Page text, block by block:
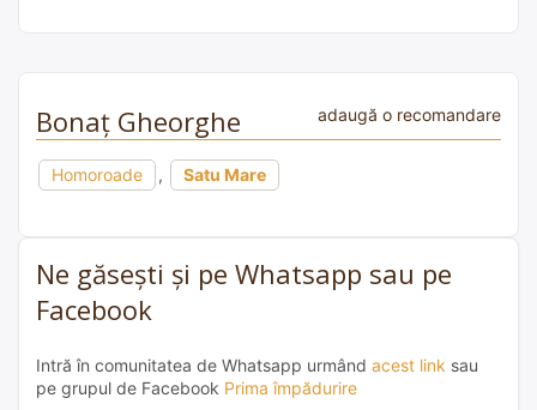
Bonaț Gheorghe adaugă o recomandare
Homoroade , Satu Mare
Ne găsești și pe Whatsapp sau pe
Facebook
Intră în comunitatea de Whatsapp urmând acest link sau
pe grupul de Facebook Prima împădurire